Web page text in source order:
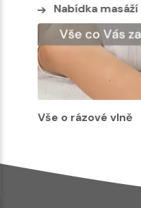
Nabídka masáží
Vše o rázové vlně